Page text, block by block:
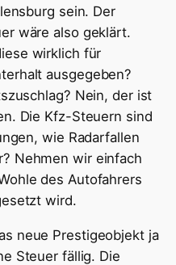
sein. Der
wäre also geklärt.
wirklich für
ausgegeben?
Nein, der ist
Die Kfz-Steuern sind
wie Radarfallen
Nehmen wir einfach
des Autofahrers
wird.
neue Prestigeobjekt ja
Steuer fällig. Die